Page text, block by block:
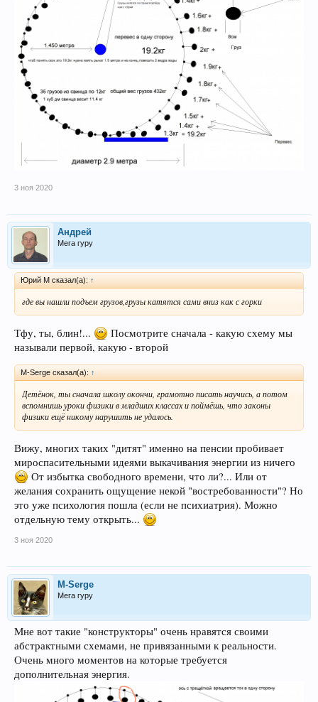
3 ноя 2020
Андрей
Мега гуру
Юрий М сказал(а): ↑
где вы нашли подъем грузов,грузы катятся сами вниз как с горки
Тфу, ты, блин!...
Посмотрите сначала - какую схему мы
называли первой, какую - второй
M-Serge сказал(а): ↑
Детёнок, ты сначала школу окончи, грамотно писать научись, а потом
вспомнишь уроки физики в младших классах и поймёшь, что законы
физики ещё никому нарушить не удалось.
Вижу, многих таких "дитят" именно на пенсии пробивает
мироспасительными идеями выкачивания энергии из ничего
От избытка свободного времени, что ли?... Или от
желания сохранить ощущение некой "востребованности"? Но
это уже психология пошла (если не психиатрия). Можно
отдельную тему открыть...
3 ноя 2020
M-Serge
Мега гуру
Мне вот такие "конструкторы" очень нравятся своими
абстрактными схемами, не привязанными к реальности.
Очень много моментов на которые требуется
дополнительная энергия.